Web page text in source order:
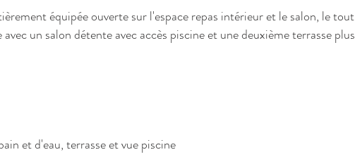
équipée ouverte sur l'espace repas intérieur et le salon, le tout
un salon détente avec accès piscine et une deuxième terrasse plus
et d'eau, terrasse et vue piscine